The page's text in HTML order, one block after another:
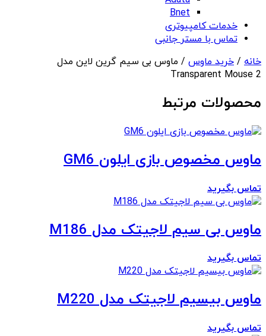
Bnet
خدمات کامپیوتری
تماس با مستر جانبی
خانه / خرید ماوس / ماوس بی سیم گرین لاین مدل
Transparent Mouse 2
محصولات مرتبط
ماوس مخصوص بازی ایلون GM6
تماس بگیرید
ماوس بی سیم لاجیتک مدل M186
تماس بگیرید
ماوس بیسیم لاجیتک مدل M220
تماس بگیرید